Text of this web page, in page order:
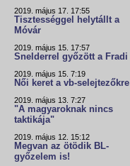
2019. május 17. 17:55
Tisztességgel helytállt a
Móvár
2019. május 15. 17:57
Snelderrel győzött a Fradi
2019. május 15. 7:19
Női keret a vb-selejtezőkre
2019. május 13. 7:27
"A magyaroknak nincs
taktikája"
2019. május 12. 15:12
Megvan az ötödik BL-
győzelem is!